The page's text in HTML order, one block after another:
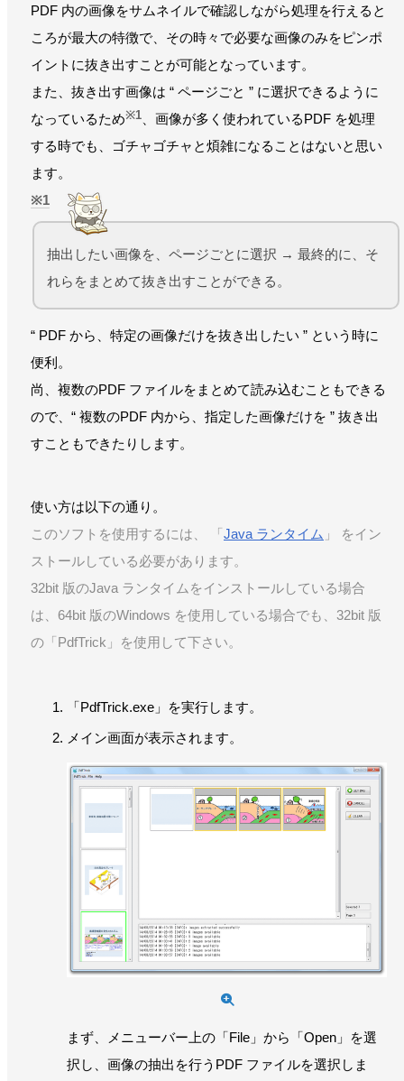
PDF 内の画像をサムネイルで確認しながら処理を行えると
ころが最大の特徴で、その時々で必要な画像のみをピンポ
イントに抜き出すことが可能となっています。
また、抜き出す画像は “ ページごと ” に選択できるように
なっているため※1 、画像が多く使われているPDF を処理
する時でも、ゴチャゴチャと煩雑になることはないと思い
ます。
1
抽出したい画像を、ページごとに選択 → 最終的に、そ
れらをまとめて抜き出すことができる。
“ PDF から、特定の画像だけを抜き出したい ” という時に
便利。
尚、複数のPDF ファイルをまとめて読み込むこともできる
ので、“ 複数のPDF 内から、指定した画像だけを ” 抜き出
すこともできたりします。
使い方は以下の通り。
このソフトを使用するには、 「Java ランタイム 」 をイン
ストールしている必要があります。
32bit 版のJava ランタイムをインストールしている場合
は、64bit 版のWindows を使用している場合でも、32bit 版
の「PdfTrick」を使用して下さい。
「PdfTrick.exe」を実行します。
メイン画面が表示されます。
まず、メニューバー上の「File」から「Open」を選
択し、画像の抽出を行うPDF ファイルを選択しま